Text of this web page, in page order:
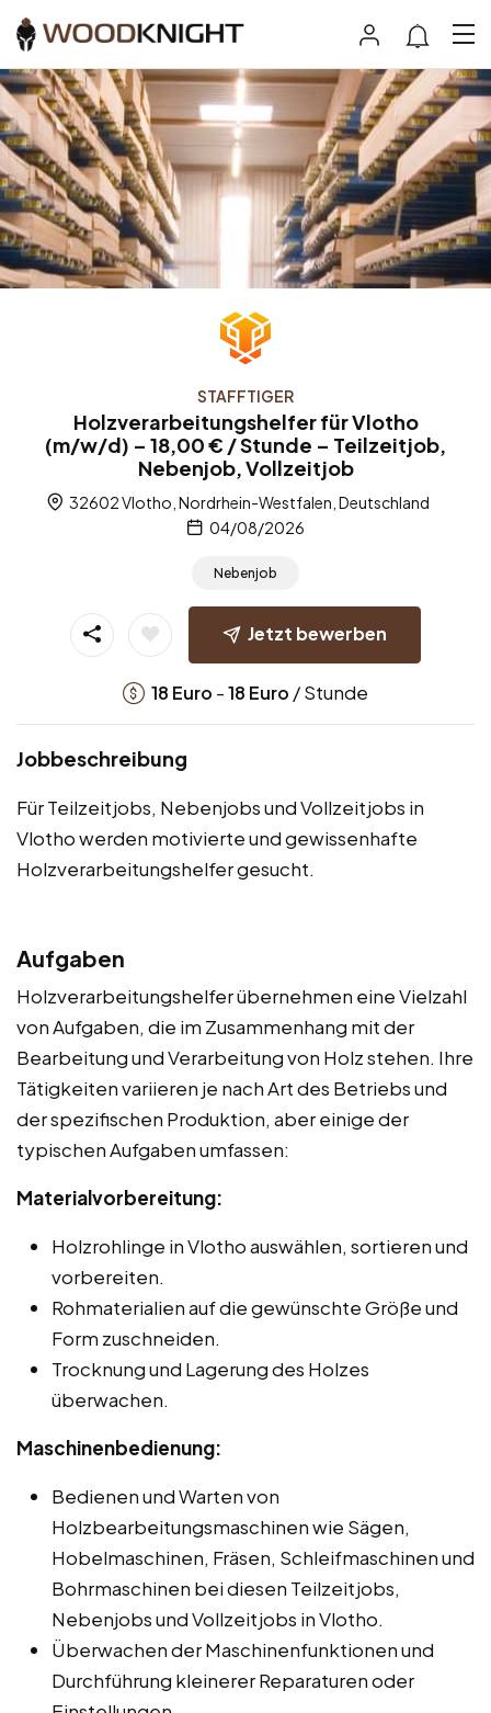
STAFFTIGER
Holzverarbeitungshelfer für Vlotho
(m/w/d) – 18,00 € / Stunde – Teilzeitjob,
Nebenjob, Vollzeitjob
32602 Vlotho, Nordrhein-Westfalen, Deutschland
04/08/2026
Nebenjob
Jetzt bewerben
18 Euro -18 Euro / Stunde
Jobbeschreibung
Für Teilzeitjobs, Nebenjobs und Vollzeitjobs in
Vlotho werden motivierte und gewissenhafte
Holzverarbeitungshelfer gesucht.
Aufgaben
Holzverarbeitungshelfer übernehmen eine Vielzahl
von Aufgaben, die im Zusammenhang mit der
Bearbeitung und Verarbeitung von Holz stehen. Ihre
Tätigkeiten variieren je nach Art des Betriebs und
der spezifischen Produktion, aber einige der
typischen Aufgaben umfassen:
Materialvorbereitung:
Holzrohlinge in Vlotho auswählen, sortieren und
vorbereiten.
Rohmaterialien auf die gewünschte Größe und
Form zuschneiden.
Trocknung und Lagerung des Holzes
überwachen.
Maschinenbedienung:
Bedienen und Warten von
Holzbearbeitungsmaschinen wie Sägen,
Hobelmaschinen, Fräsen, Schleifmaschinen und
Bohrmaschinen bei diesen Teilzeitjobs,
Nebenjobs und Vollzeitjobs in Vlotho.
Überwachen der Maschinenfunktionen und
Durchführung kleinerer Reparaturen oder